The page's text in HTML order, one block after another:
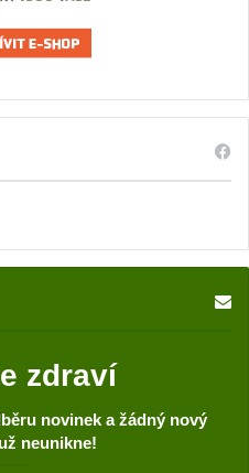
zdraví
novinek a žádný nový
neunikne!